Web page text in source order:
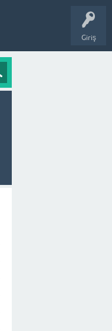
Giriş